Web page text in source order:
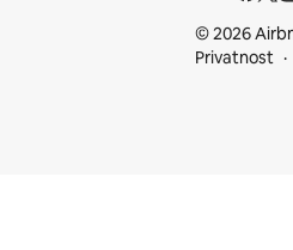
© 2026
Privatnost